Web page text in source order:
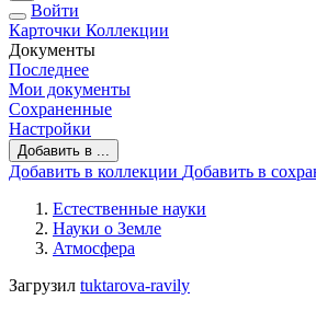
Войти
Карточки Коллекции
Документы
Последнее
Мои документы
Сохраненные
Настройки
Добавить в ...
Добавить в коллекции Добавить в
Естественные науки
Науки о Земле
Атмосфера
Загрузил tuktarova-ravily